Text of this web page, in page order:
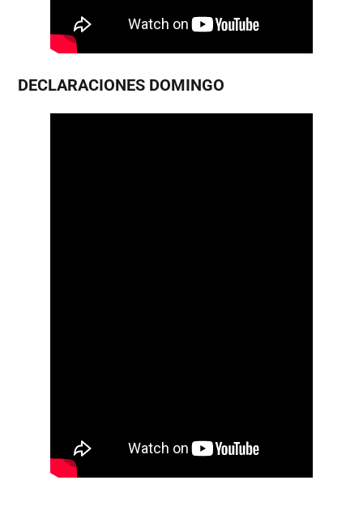
DECLARACIONES DOMINGO